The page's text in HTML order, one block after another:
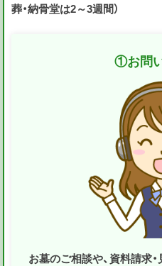
葬・納骨堂は2～3週間）
①お問
お墓のご相談や、資料請求